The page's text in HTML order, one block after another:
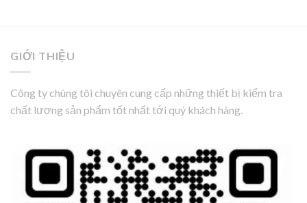
GIỚI THIỆU
Công ty chúng tôi chuyên cung cấp những thiết bị kiểm tra
chất lượng sản phẩm tốt nhất tới quý khách hàng.